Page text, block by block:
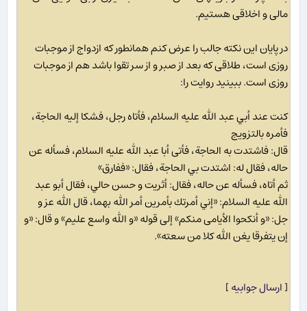
مالی و اخلاقی هستیم.
در پایان این نکته جالب را عرض کنم همانطور که ازدواج از موجبات
روزی است، طلاقی که بعد از صبر و از سر تقوا باشد هم از موجبات
روزی است. ببینید روایت را:
كنت عند أبي عبد الله عليه السلام، فأتاه رجل، فشكا إليه الحاجة،
فأمره بالتزويج
قال: فاشتدت به الحاجة، فأتى أبا عبد الله عليه السلام، فسأله عن
حاله، فقال له: اشتدت بي الحاجة، فقال: «ففارق»
ثم أتاه، فسأله عن حاله، فقال: أثريت و حسن حالي، فقال أبو عبد
الله عليه السلام: «إني أمرتك بأمرين أمر الله بهما، قال الله عز و
جل: «و أنكحوا الأيامى منكم» إلى قوله «و الله واسع عليم» و قال: «و
إن يتفرقا يغن الله كلا من سعته».
[ارسال جوابیه]